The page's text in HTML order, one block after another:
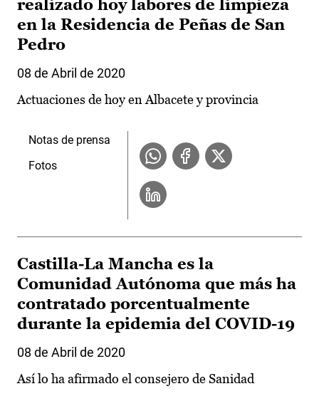
realizado hoy labores de limpieza
en la Residencia de Peñas de San
Pedro
08 de Abril de 2020
Actuaciones de hoy en Albacete y provincia
Notas de prensa
Fotos
Castilla-La Mancha es la
Comunidad Autónoma que más ha
contratado porcentualmente
durante la epidemia del COVID-19
08 de Abril de 2020
Así lo ha afirmado el consejero de Sanidad